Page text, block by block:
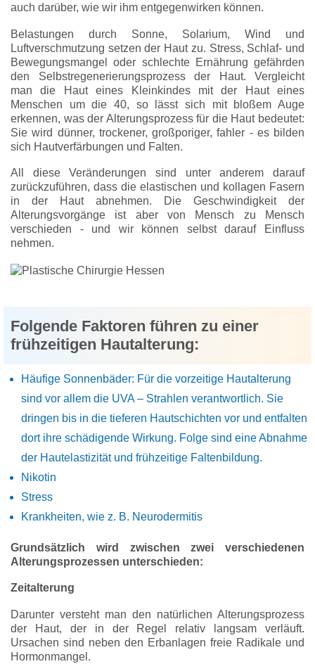
auch darüber, wie wir ihm entgegenwirken können.
Belastungen durch Sonne, Solarium, Wind und
Luftverschmutzung setzen der Haut zu. Stress, Schlaf- und
Bewegungsmangel oder schlechte Ernährung gefährden
den Selbstregenerierungsprozess der Haut. Vergleicht
man die Haut eines Kleinkindes mit der Haut eines
Menschen um die 40, so lässt sich mit bloßem Auge
erkennen, was der Alterungsprozess für die Haut bedeutet:
Sie wird dünner, trockener, großporiger, fahler - es bilden
sich Hautverfärbungen und Falten.
All diese Veränderungen sind unter anderem darauf
zurückzuführen, dass die elastischen und kollagen Fasern
in der Haut abnehmen. Die Geschwindigkeit der
Alterungsvorgänge ist aber von Mensch zu Mensch
verschieden - und wir können selbst darauf Einfluss
nehmen.
Folgende Faktoren führen zu einer
frühzeitigen Hautalterung:
Häufige Sonnenbäder: Für die vorzeitige Hautalterung
sind vor allem die UVA – Strahlen verantwortlich. Sie
dringen bis in die tieferen Hautschichten vor und entfalten
dort ihre schädigende Wirkung. Folge sind eine Abnahme
der Hautelastizität und frühzeitige Faltenbildung.
Nikotin
Stress
Krankheiten, wie z. B. Neurodermitis
Grundsätzlich wird zwischen zwei verschiedenen
Alterungsprozessen unterschieden:
Zeitalterung
Darunter versteht man den natürlichen Alterungsprozess
der Haut, der in der Regel relativ langsam verläuft.
Ursachen sind neben den Erbanlagen freie Radikale und
Hormonmangel.